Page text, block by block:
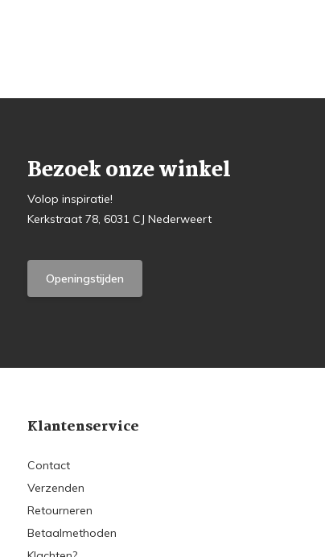
Bezoek onze winkel
Volop inspiratie!
Kerkstraat 78, 6031 CJ Nederweert
Openingstijden
Klantenservice
Contact
Verzenden
Retourneren
Betaalmethoden